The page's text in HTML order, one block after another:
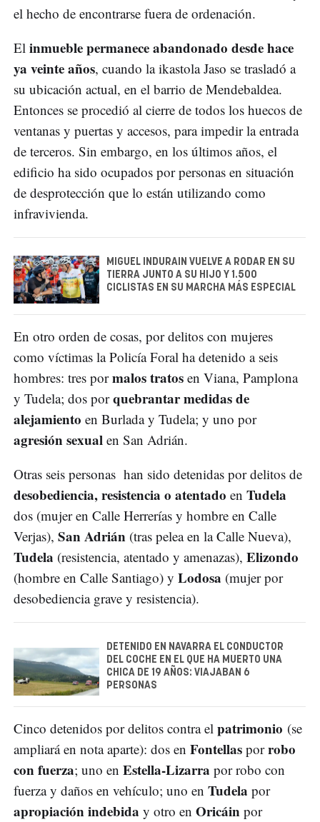
el hecho de encontrarse fuera de ordenación.
El inmueble permanece abandonado desde hace
ya veinte años, cuando la ikastola Jaso se trasladó a
su ubicación actual, en el barrio de Mendebaldea.
Entonces se procedió al cierre de todos los huecos de
ventanas y puertas y accesos, para impedir la entrada
de terceros. Sin embargo, en los últimos años, el
edificio ha sido ocupados por personas en situación
de desprotección que lo están utilizando como
infravivienda.
MIGUEL INDURAIN VUELVE A RODAR EN SU
TIERRA JUNTO A SU HIJO Y 1.500
CICLISTAS EN SU MARCHA MÁS ESPECIAL
En otro orden de cosas, por delitos con mujeres
como víctimas la Policía Foral ha detenido a seis
hombres: tres pormalos tratos en Viana, Pamplona
y Tudela; dos porquebrantar medidas de
alejamiento en Burlada y Tudela; y uno por
agresión sexual en San Adrián.
Otras seis personas han sido detenidas por delitos de
desobediencia, resistencia o atentado en Tudela
dos (mujer en Calle Herrerías y hombre en Calle
Verjas), San Adrián (tras pelea en la Calle Nueva),
Tudela (resistencia, atentado y amenazas), Elizondo
(hombre en Calle Santiago) y Lodosa (mujer por
desobediencia grave y resistencia).
DETENIDO EN NAVARRA EL CONDUCTOR
DEL COCHE EN EL QUE HA MUERTO UNA
CHICA DE 19 AÑOS: VIAJABAN 6
PERSONAS
Cinco detenidos por delitos contra el patrimonio (se
ampliará en nota aparte): dos en Fontellas porrobo
con fuerza; uno en Estella-Lizarra por robo con
fuerza y daños en vehículo; uno en Tudela por
apropiación indebida y otro en Oricáin por